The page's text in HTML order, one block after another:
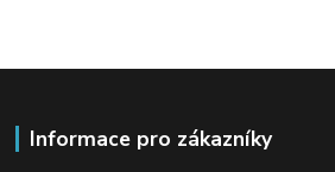
Informace pro zákazníky